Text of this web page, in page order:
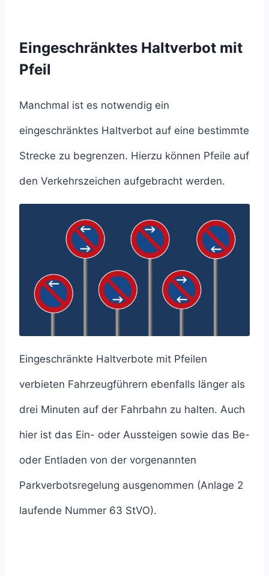
Eingeschränktes Haltverbot mit
Pfeil
Manchmal ist es notwendig ein
eingeschränktes Haltverbot auf eine bestimmte
Strecke zu begrenzen. Hierzu können Pfeile auf
den Verkehrszeichen aufgebracht werden.
Eingeschränkte Haltverbote mit Pfeilen
verbieten Fahrzeugführern ebenfalls länger als
drei Minuten auf der Fahrbahn zu halten. Auch
hier ist das Ein- oder Aussteigen sowie das Be-
oder Entladen von der vorgenannten
Parkverbotsregelung ausgenommen (Anlage 2
laufende Nummer 63 StVO).